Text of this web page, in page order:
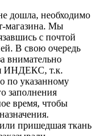
дошла, необходимо
магазина. Мы
с почтой
В свою очередь
внимательно
ИНДЕКС, т.к.
по указанному
заполнения
время, чтобы
пришедшая ткань